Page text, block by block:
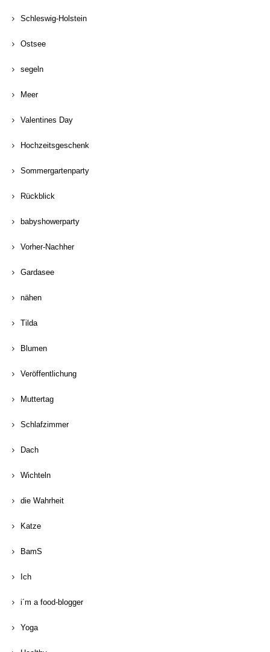
Schleswig-Holstein
Ostsee
segeln
Meer
Valentines Day
Hochzeitsgeschenk
Sommergartenparty
Rückblick
babyshowerparty
Vorher-Nachher
Gardasee
nähen
Tilda
Blumen
Veröffentlichung
Muttertag
Schlafzimmer
Dach
Wichteln
die Wahrheit
Katze
BamS
Ich
i´m a food-blogger
Yoga